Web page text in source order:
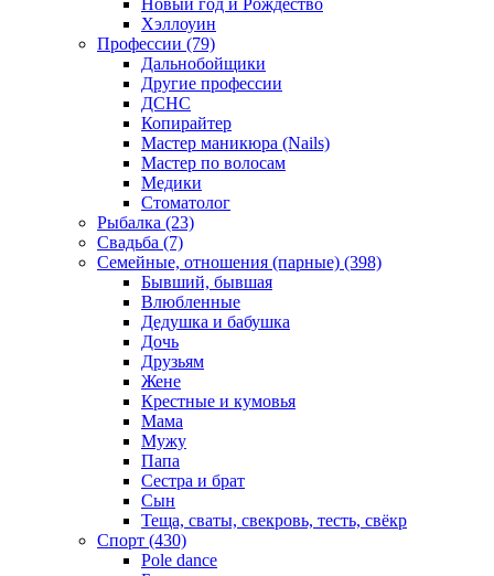
Новый год и Рождество
Хэллоуин
Профессии (79)
Дальнобойщики
Другие профессии
ДСНС
Копирайтер
Мастер маникюра (Nails)
Мастер по волосам
Медики
Стоматолог
Рыбалка (23)
Свадьба (7)
Семейные, отношения (парные) (398)
Бывший, бывшая
Влюбленные
Дедушка и бабушка
Дочь
Друзьям
Жене
Крестные и кумовья
Мама
Мужу
Папа
Сестра и брат
Сын
Теща, сваты, свекровь, тесть, свёкр
Спорт (430)
Pole dance